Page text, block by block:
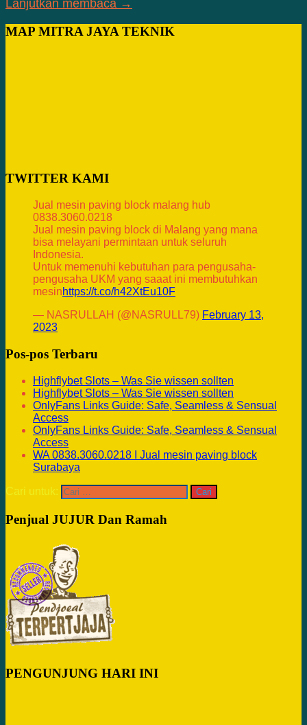
Lanjutkan membaca →
MAP MITRA JAYA TEKNIK
TWITTER KAMI
Jual mesin paving block malang hub
0838.3060.0218
Jual mesin paving block di Malang yang mana
bisa melayani permintaan untuk seluruh
Indonesia.
Untuk memenuhi kebutuhan para pengusaha-
pengusaha UKM yang saaat ini membutuhkan
mesinhttps://t.co/h42XtEu10F
— NASRULLAH (@NASRULL79) February 13,
2023
Pos-pos Terbaru
Highflybet Slots – Was Sie wissen sollten
Highflybet Slots – Was Sie wissen sollten
OnlyFans Links Guide: Safe, Seamless & Sensual
Access
OnlyFans Links Guide: Safe, Seamless & Sensual
Access
WA 0838.3060.0218 I Jual mesin paving block
Surabaya
Cari untuk:
Penjual JUJUR Dan Ramah
PENGUNJUNG HARI INI